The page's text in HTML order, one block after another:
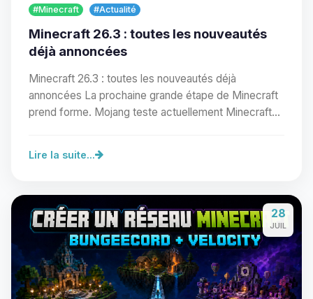
#Minecraft #Actualité
Minecraft 26.3 : toutes les nouveautés
déjà annoncées
Minecraft 26.3 : toutes les nouveautés déjà
annoncées La prochaine grande étape de Minecraft
prend forme. Mojang teste actuellement Minecraft
Lire la suite...
28
JUIL
Youpi, enfin quelqu’un pour me
parler ! Moi c’est Choupy, ton petit
assistant BoxToPlay. Dis-moi ce dont
tu as besoin et je vais remuer mes
petits circuits pour t’aider.
07/08/2026 à 17:51